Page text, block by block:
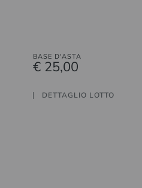
BASE D'ASTA
€ 25,00
DETTAGLIO LOTTO